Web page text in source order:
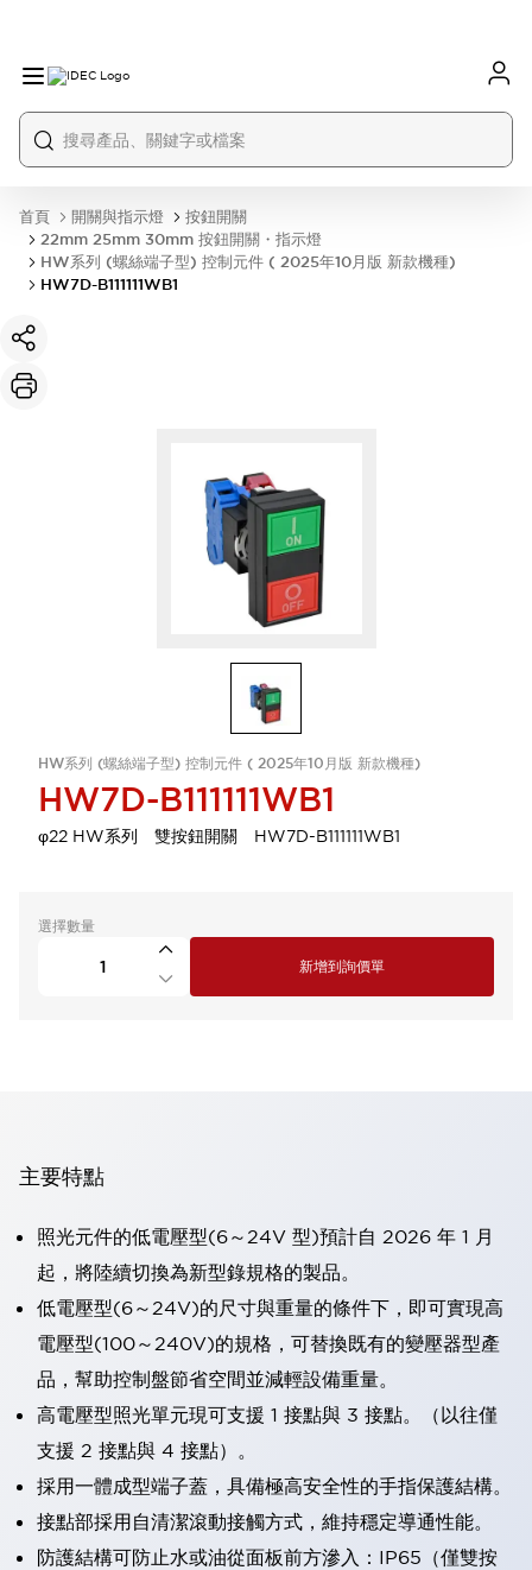
首頁 開關與指示燈
按鈕開關
22mm 25mm 30mm 按鈕開關・指示燈
HW系列 (螺絲端子型) 控制元件 ( 2025年10月版 新款機種)
HW7D-B111111WB1
HW系列 (螺絲端子型) 控制元件 ( 2025年10月版 新款機種)
HW7D-B111111WB1
φ22 HW系列 雙按鈕開關 HW7D-B111111WB1
選擇數量
新增到詢價單
主要特點
照光元件的低電壓型(6～24V 型)預計自 2026 年 1 月
起，將陸續切換為新型錄規格的製品。
低電壓型(6～24V)的尺寸與重量的條件下，即可實現高
電壓型(100～240V)的規格，可替換既有的變壓器型產
品，幫助控制盤節省空間並減輕設備重量。
高電壓型照光單元現可支援 1 接點與 3 接點。（以往僅
支援 2 接點與 4 接點）。
採用一體成型端子蓋，具備極高安全性的手指保護結構。
接點部採用自清潔滾動接觸方式，維持穩定導通性能。
防護結構可防止水或油從面板前方滲入：IP65（僅雙按